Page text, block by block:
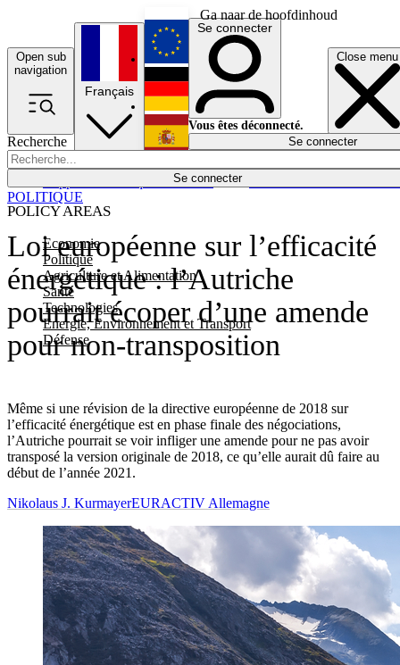
Ga naar de hoofdinhoud
Open sub
navigation
Close menu
Recherche
Se connecter
POLICY AREAS
Economie
Politique
Agriculture et Alimentation
Santé
Technologies
Energie, Environnement et Transport
Défense
Économie
Français
English
Deutsch
Español
Se connecter
Vous êtes déconnecté.
Se connecter
Loi européenne sur l’efficacité
énergétique : l’Autriche
pourrait écoper d’une amende
pour non-transposition
Même si une révision de la directive européenne de 2018 sur
l’efficacité énergétique est en phase finale des négociations,
l’Autriche pourrait se voir infliger une amende pour ne pas avoir
transposé la version originale de 2018, ce qu’elle aurait dû faire au
début de l’année 2021.
POLITIQUE
Nikolaus J. KurmayerEURACTIV Allemagne